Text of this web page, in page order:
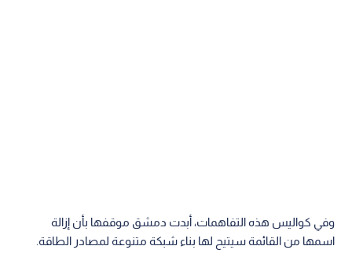
وفي كواليس هذه التفاهمات، أبدت دمشق موقفها بأن إزالة
اسمها من القائمة سيتيح لها بناء شبكة متنوعة لمصادر الطاقة.